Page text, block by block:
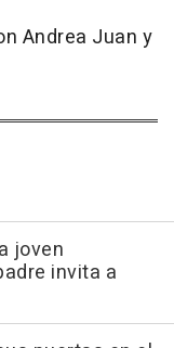
Andrea Juan y
joven
invita a